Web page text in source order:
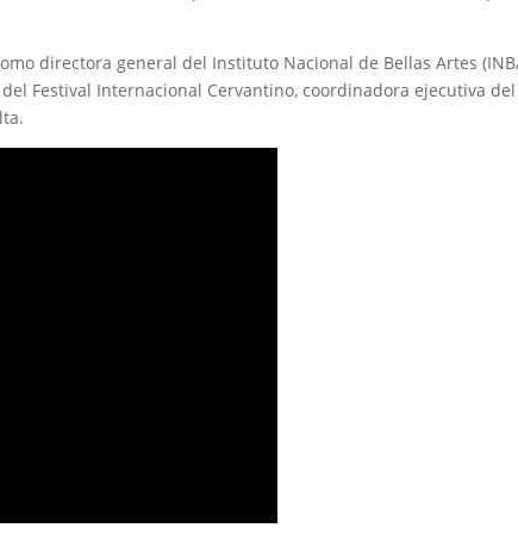
directora general del Instituto Nacional de Bellas Artes
Festival Internacional Cervantino, coordinadora ejecutiva del